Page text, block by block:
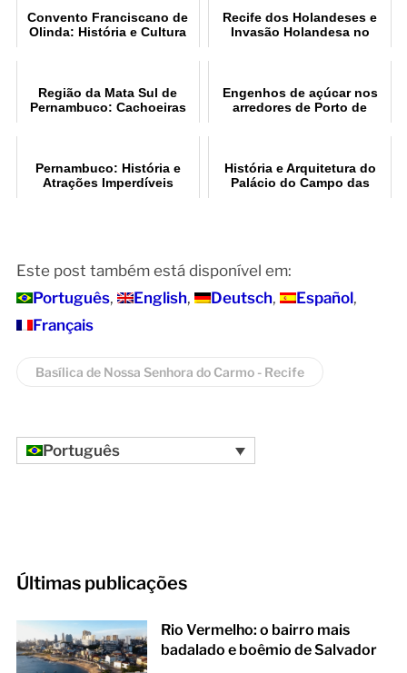
Convento Franciscano de
Olinda: História e Cultura
Recife dos Holandeses e
Invasão Holandesa no
Região da Mata Sul de
Pernambuco: Cachoeiras
Engenhos de açúcar nos
arredores de Porto de
Pernambuco: História e
Atrações Imperdíveis
História e Arquitetura do
Palácio do Campo das
Este post também está disponível em:
Português
English Deutsch
Español
Français
Basílica de Nossa Senhora do Carmo - Recife
Português
Últimas publicações
Rio Vermelho: o bairro mais
badalado e boêmio de Salvador